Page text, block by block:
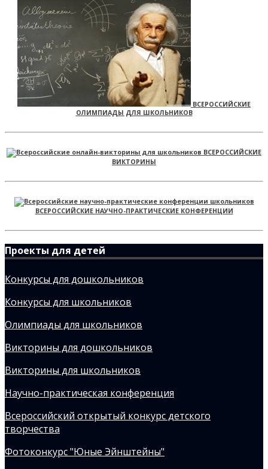
ВСЕРОССИЙСКИЕ
ОЛИМПИАДЫ ДЛЯ ШКОЛЬНИКОВ
ВСЕРОССИЙСКИЕ
ВИКТОРИНЫ
ВСЕРОССИЙСКИЕ НАУЧНО-ПРАКТИЧЕСКИЕ КОНФЕРЕНЦИИ
Проекты для детей
Конкурсы для дошкольников
Конкурсы для школьников
Олимпиады для школьников
Викторины для дошкольников
Викторины для школьников
Научно-практическая конференция
Всероссийский открытый конкурс детского
творчества
Фотоконкурс "Юные Эйнштейны"